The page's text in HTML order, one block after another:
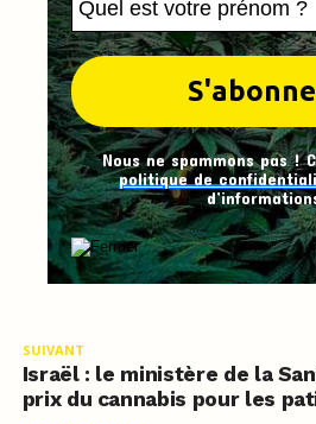
Nous ne spammons pas !
politique de
SUIVANT
Israël : le ministère de la
prix du cannabis pour les